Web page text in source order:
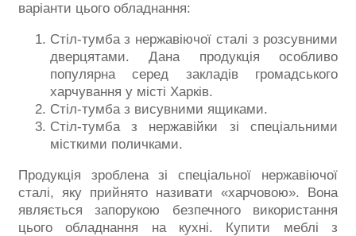
варіанти цього обладнання:
Стіл-тумба з нержавіючої сталі з розсувними
дверцятами. Дана продукція особливо
популярна серед закладів громадського
харчування у місті Харків.
Стіл-тумба з висувними ящиками.
Стіл-тумба з нержавійки зі спеціальними
місткими поличками.
Продукція зроблена зі спеціальної нержавіючої
сталі, яку прийнято називати «харчовою». Вона
являється запорукою безпечного використання
цього обладнання на кухні. Купити меблі з